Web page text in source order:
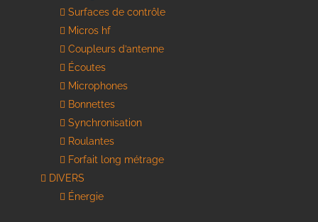
Surfaces de contrôle
Micros hf
Coupleurs d’antenne
Écoutes
Microphones
Bonnettes
Synchronisation
Roulantes
Forfait long métrage
DIVERS
Énergie